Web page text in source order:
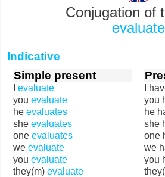
Conjugation of
evaluate
Indicative
Simple present
evaluate
you evaluate
he evaluates
she evaluates
one evaluates
we evaluate
you evaluate
they(m) evaluate
I
you
he
she
one
we
you